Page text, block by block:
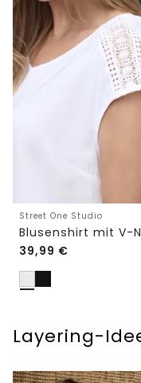
Street One Studio
39,99 €
Layering-